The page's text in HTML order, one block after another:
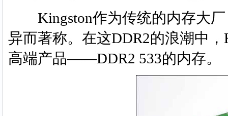
Kingston作为传统的内存大厂
异而著称。在这DDR2的浪潮中
高端产品――DDR2 533的内存。